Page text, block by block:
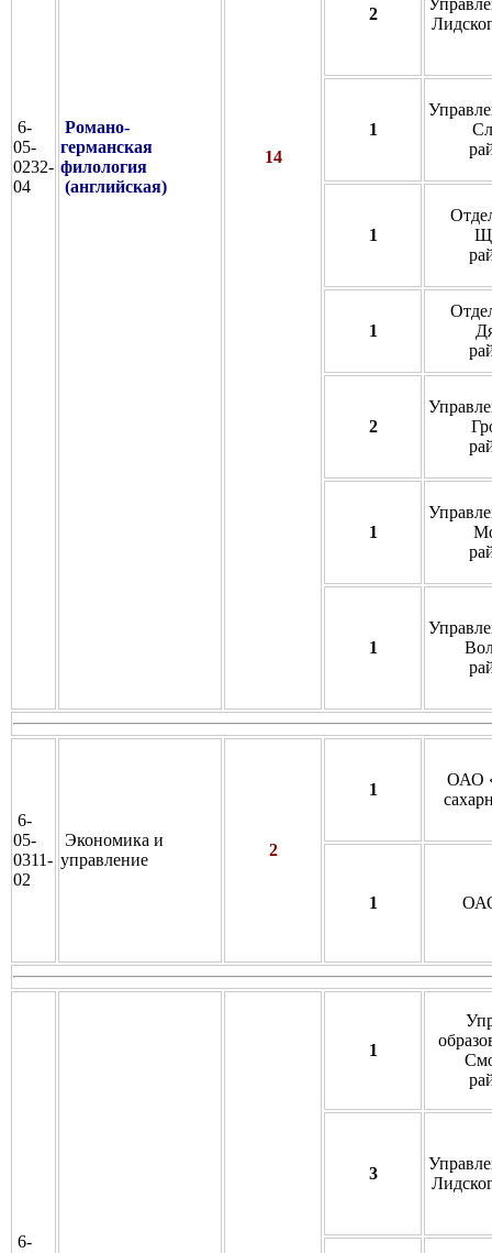
6-
05-
0232-
04
Романо-
германская
филология
(английская)
14
2
1
1
1
2
1
1
6-
05-
0311-
02
Экономика и
управление
2
1
ОАО
1
6-
1
3